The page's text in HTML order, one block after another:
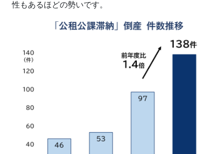
性もあるほどの勢いです。